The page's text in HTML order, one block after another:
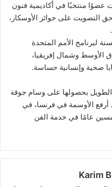
عام 2019، أصبحت عضوًا منتخبًا في أكاديمية فنون
التصويت على جوائز الأوسكار،
لبرنامج الأمم المتحدة
الأوسط وشمال إفريقيا،
صحية وإنسانية حساسة.
المسار الطويل بحصولها على وسام جوقة
الأوسمة في فرنسا، في
عامًا في خدمة الفن
Karim